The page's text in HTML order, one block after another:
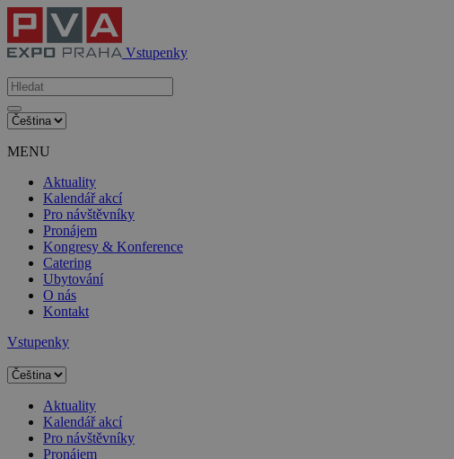
Vstupenky
MENU
Aktuality
Kalendář akcí
Pro návštěvníky
Pronájem
Kongresy & Konference
Catering
Ubytování
O nás
Kontakt
Vstupenky
Aktuality
Kalendář akcí
Pro návštěvníky
Pronájem